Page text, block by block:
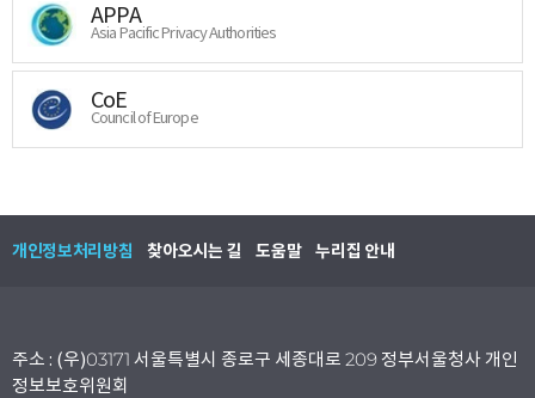
APPA
Asia Pacific Privacy Authorities
CoE
Council of Europe
개인정보처리방침 찾아오시는 길 도움말 누리집 안내
주소 : (우)03171 서울특별시 종로구 세종대로 209 정부서울청사 개인
정보보호위원회